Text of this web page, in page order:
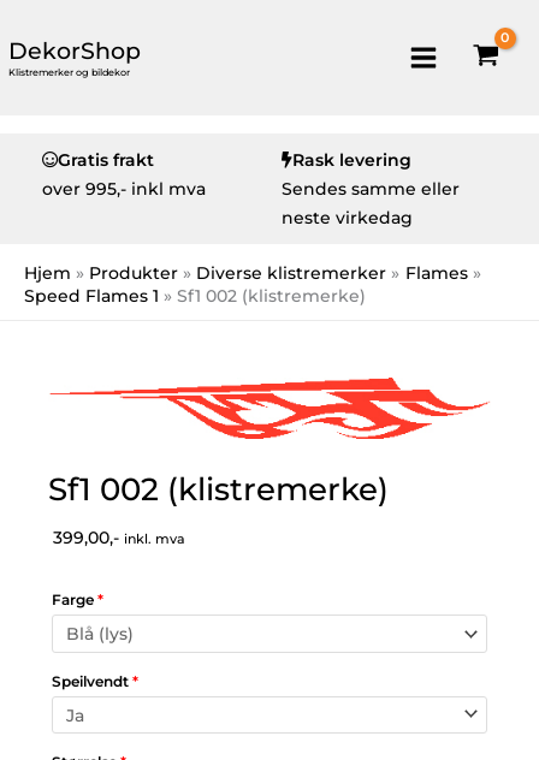
DekorShop
Klistremerker og bildekor
Gratis frakt
over 995,- inkl mva
Rask levering
Sendes samme eller
neste virkedag
Hjem Produkter Diverse klistremerker
Flames
Speed Flames 1
Sf1 002 (klistremerke)
Sf1 002 (klistremerke)
399,00,- inkl. mva
Farge *
Speilvendt *